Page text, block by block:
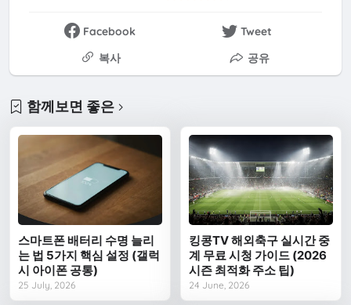
Facebook
Tweet
복사
공유
함께보면 좋은
스마트폰 배터리 수명 늘리
는 법 5가지 핵심 설정 (갤럭
시 아이폰 공통)
25 July, 2026
킹콩TV 해외축구 실시간 중
계 무료 시청 가이드 (2026
시즌 최적화 주소 팁)
24 June, 2026